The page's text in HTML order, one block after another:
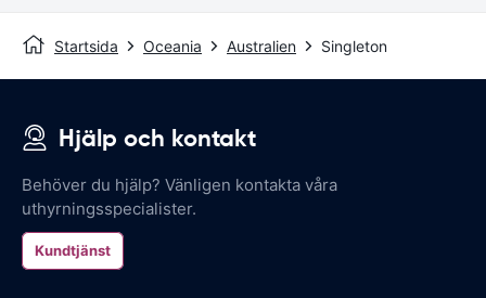
Startsida Oceania Australien Singleton
Hjälp och kontakt
Behöver du hjälp? Vänligen kontakta våra
uthyrningsspecialister.
Kundtjänst